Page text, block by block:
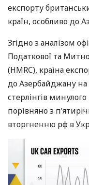
експорту
країн, особливо до
Згідно з аналізом
Податкової та
(HMRC), країна
до Азербайджану на
стерлінгів
порівняно з
вторгненню рф в